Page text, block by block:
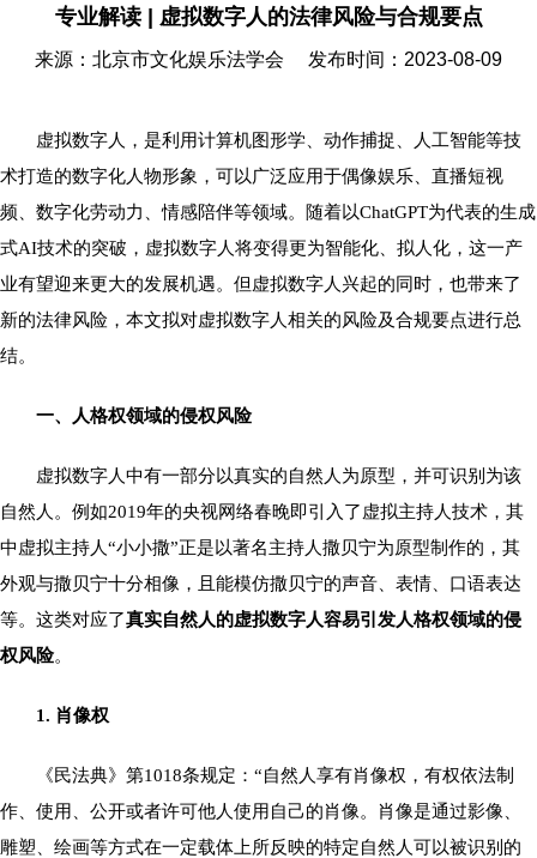
专业解读 | 虚拟数字人的法律风险与合规要点
来源：北京市文化娱乐法学会 发布时间：2023-08-09
虚拟数字人，是利用计算机图形学、动作捕捉、人工智能等技
术打造的数字化人物形象，可以广泛应用于偶像娱乐、直播短视
频、数字化劳动力、情感陪伴等领域。随着以ChatGPT为代表的生成
式AI技术的突破，虚拟数字人将变得更为智能化、拟人化，这一产
业有望迎来更大的发展机遇。但虚拟数字人兴起的同时，也带来了
新的法律风险，本文拟对虚拟数字人相关的风险及合规要点进行总
结。
一、人格权领域的侵权风险
虚拟数字人中有一部分以真实的自然人为原型，并可识别为该
自然人。例如2019年的央视网络春晚即引入了虚拟主持人技术，其
中虚拟主持人“小小撒”正是以著名主持人撒贝宁为原型制作的，其
外观与撒贝宁十分相像，且能模仿撒贝宁的声音、表情、口语表达
等。这类对应了真实自然人的虚拟数字人容易引发人格权领域的侵
权风险。
1. 肖像权
《民法典》第1018条规定：“自然人享有肖像权，有权依法制
作、使用、公开或者许可他人使用自己的肖像。肖像是通过影像、
雕塑、绘画等方式在一定载体上所反映的特定自然人可以被识别的